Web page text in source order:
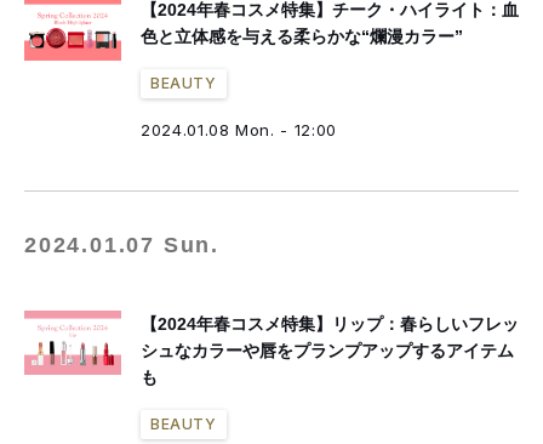
【2024年春コスメ特集】チーク・ハイライト：血
色と立体感を与える柔らかな“爛漫カラー”
BEAUTY
2024.01.08 Mon. - 12:00
2024.01.07 Sun.
【2024年春コスメ特集】リップ：春らしいフレッ
シュなカラーや唇をプランプアップするアイテム
も
BEAUTY